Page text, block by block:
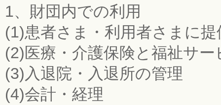
1、財団内での利用
(1)患者さま・利用者さまに
(2)医療・介護保険と福祉サ
(3)入退院・入退所の管理
(4)会計・経理